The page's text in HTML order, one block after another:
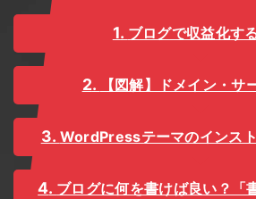
ブログで収益化す
【図解】ドメイン・サ
WordPressテーマのインス
ブログに何を書けば良い？「